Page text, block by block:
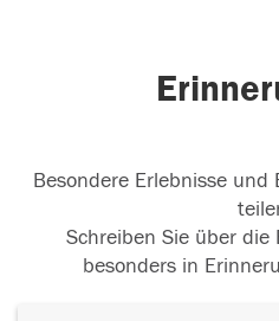
Besondere Erlebnisse
Schreiben Sie über die
besonders in